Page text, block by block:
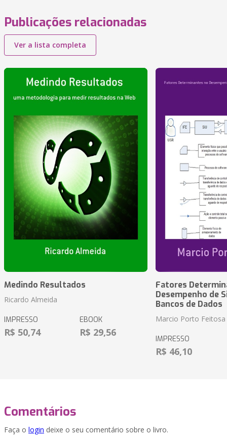
Publicações relacionadas
Ver a lista completa
Medindo Resultados
Ricardo Almeida
IMPRESSO
R$ 50,74
EBOOK
R$ 29,56
Fatores
Desempenho de
Bancos de Dados
Marcio Porto Feitosa
IMPRESSO
R$ 46,10
Comentários
Faça o login deixe o seu comentário sobre o livro.